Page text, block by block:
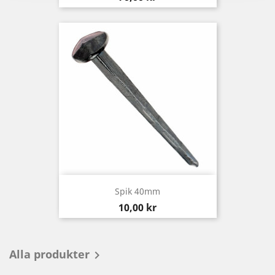
Spik 40mm
Pris
10,00 kr
Alla produkter 